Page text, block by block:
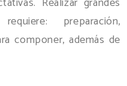
preparación,
componer, además de